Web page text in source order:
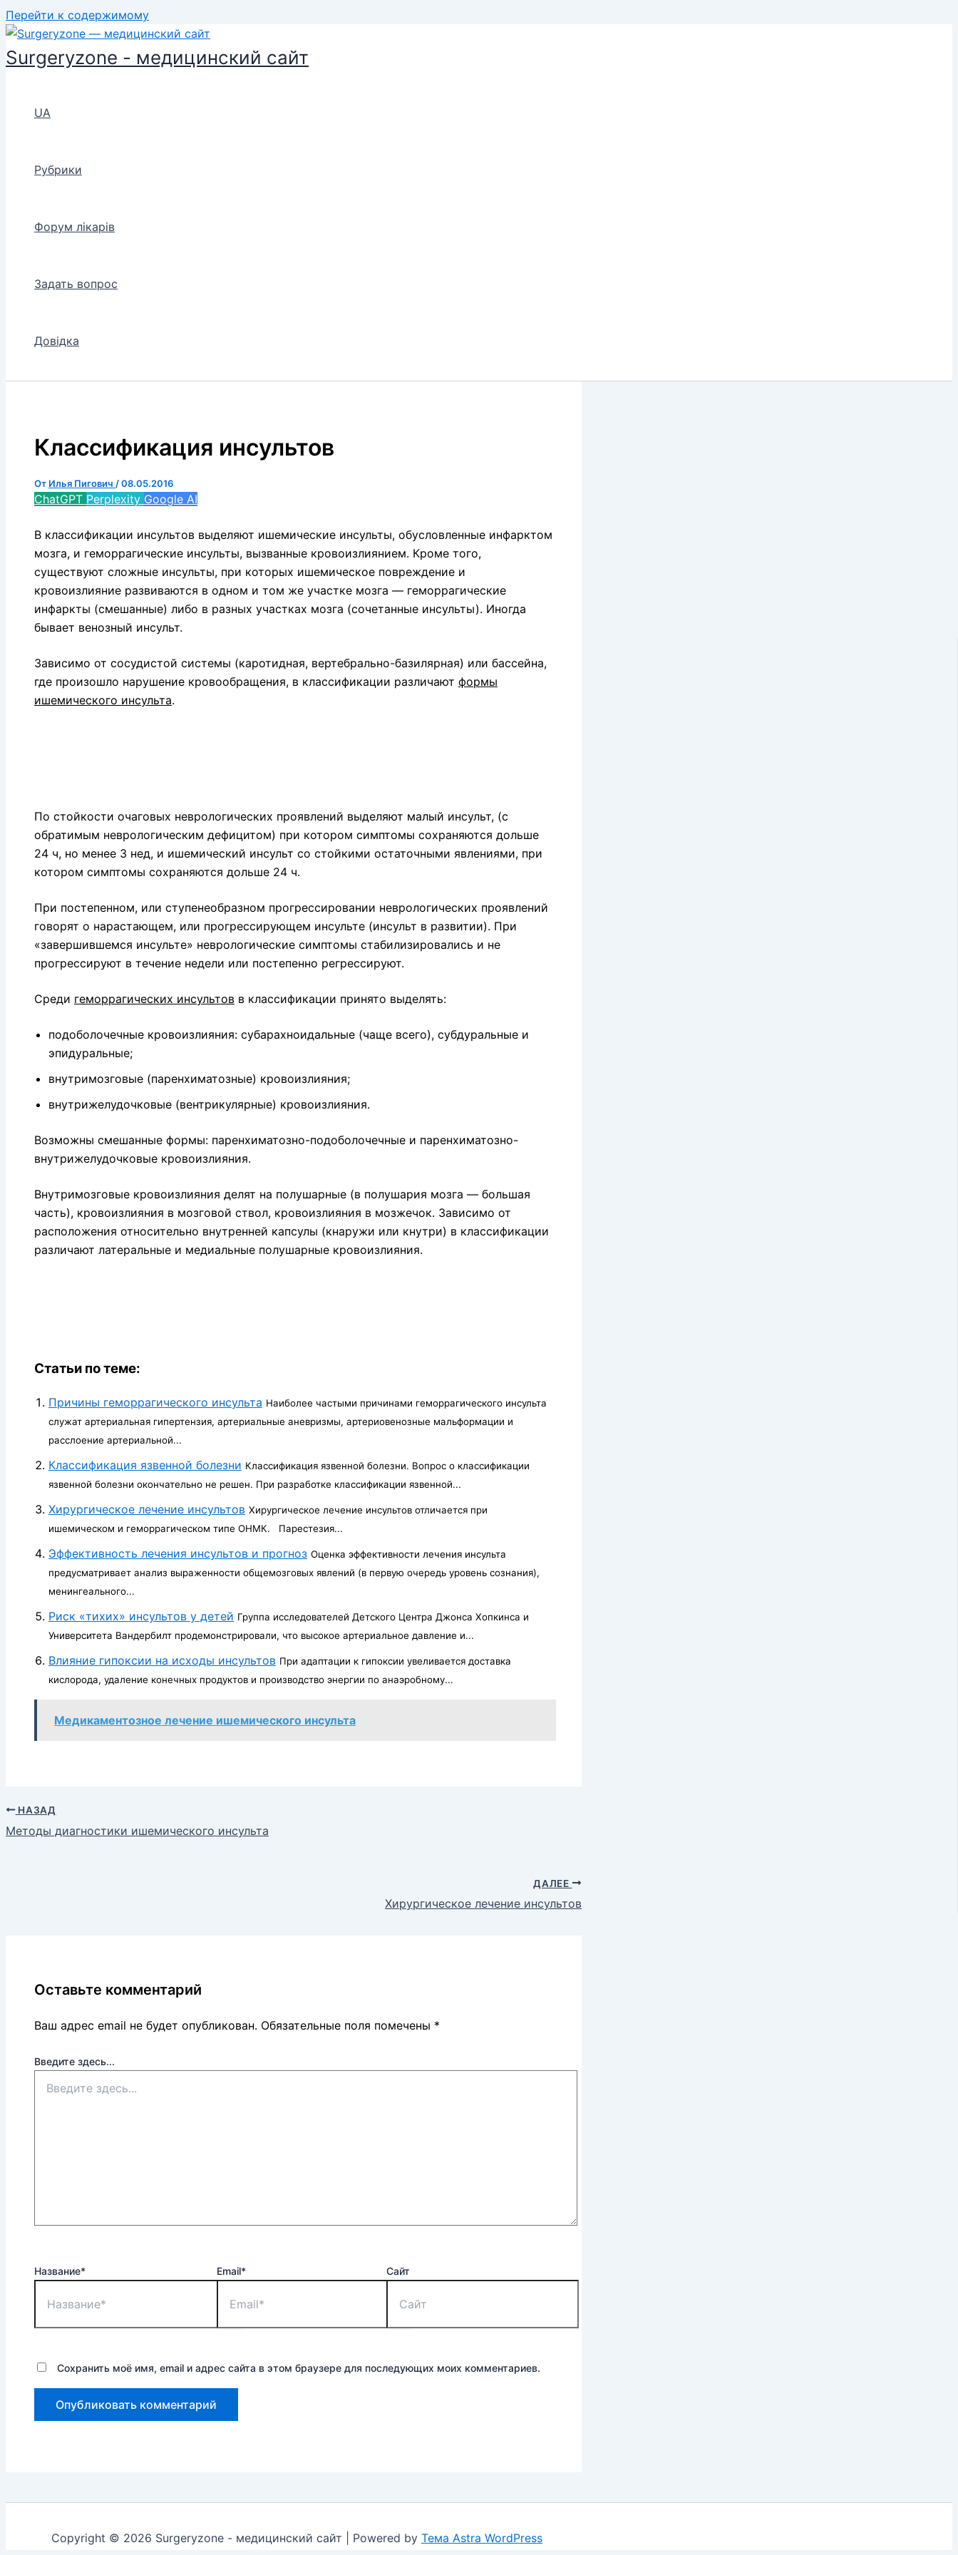
Перейти к содержимому
Surgeryzone - медицинский сайт
UA
Рубрики
Форум лікарів
Задать вопрос
Довідка
Классификация инсультов
От Илья Пигович /08.05.2016
ChatGPT Perplexity Google AI
В классификации инсультов выделяют ишемические инсульты, обусловленные инфарктом
мозга, и геморрагические инсульты, вызванные кровоизлиянием. Кроме того,
существуют сложные инсульты, при которых ишемическое повреждение и
кровоизлияние развиваются в одном и том же участке мозга — геморрагические
инфаркты (смешанные) либо в разных участках мозга (сочетанные инсульты). Иногда
бывает венозный инсульт.
Зависимо от сосудистой системы (каротидная, вертебрально-базилярная) или бассейна,
где произошло нарушение кровообращения, в классификации различают формы
ишемического инсульта.
По стойкости очаговых неврологических проявлений выделяют малый инсульт, (с
обратимым неврологическим дефицитом) при котором симптомы сохраняются дольше
24 ч, но менее 3 нед, и ишемический инсульт со стойкими остаточными явлениями, при
котором симптомы сохраняются дольше 24 ч.
При постепенном, или ступенеобразном прогрессировании неврологических проявлений
говорят о нарастающем, или прогрессирующем инсульте (инсульт в развитии). При
«завершившемся инсульте» неврологические симптомы стабилизировались и не
прогрессируют в течение недели или постепенно регрессируют.
Среди геморрагических инсультов в классификации принято выделять:
подоболочечные кровоизлияния: субарахноидальные (чаще всего), субдуральные и
эпидуральные;
внутримозговые (паренхиматозные) кровоизлияния;
внутрижелудочковые (вентрикулярные) кровоизлияния.
Возможны смешанные формы: паренхиматозно-подоболочечные и паренхиматозно-
внутрижелудочковые кровоизлияния.
Внутримозговые кровоизлияния делят на полушарные (в полушария мозга — большая
часть), кровоизлияния в мозговой ствол, кровоизлияния в мозжечок. Зависимо от
расположения относительно внутренней капсулы (кнаружи или кнутри) в классификации
различают латеральные и медиальные полушарные кровоизлияния.
Статьи по теме:
Причины геморрагического инсульта Наиболее частыми причинами геморрагического инсульта
служат артериальная гипертензия, артериальные аневризмы, артериовенозные мальформации и
расслоение артериальной...
Классификация язвенной болезни Классификация язвенной болезни. Вопрос о классификации
язвенной бо­лезни окончательно не решен. При разработке классификации язвенной...
Хирургическое лечение инсультов Хирургическое лечение инсультов отличается при
ишемическом и геморрагическом типе ОНМК. Парестезия...
Эффективность лечения инсультов и прогноз Оценка эффективности лечения инсульта
предусматривает анализ выраженности общемозговых явлений (в первую очередь уровень сознания),
менингеального...
Риск «тихих» инсультов у детей Группа исследователей Детского Центра Джонса Хопкинса и
Университета Вандербилт продемонстрировали, что высокое артериальное давление и...
Влияние гипоксии на исходы инсультов При адаптации к гипоксии увеливается доставка
кислорода, удаление конечных продуктов и производство энергии по анаэробному...
Медикаментозное лечение ишемического инсульта
НАЗАД
Методы диагностики ишемического инсульта
ДАЛЕЕ
Хирургическое лечение инсультов
Оставьте комментарий
Ваш адрес email не будет опубликован. Обязательные поля помечены *
Введите здесь...
Название* Email* Сайт
Сохранить моё имя, email и адрес сайта в этом браузере для последующих моих комментариев.
Copyright © 2026 Surgeryzone - медицинский сайт | Powered by Тема Astra WordPress